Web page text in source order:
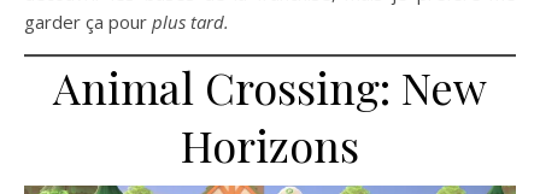
garder ça pour plus tard.
Animal Crossing: New
Horizons